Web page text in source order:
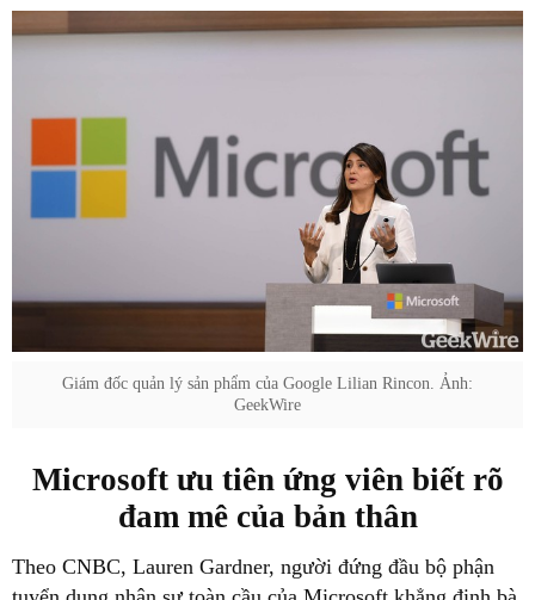
Giám đốc quản lý sản phẩm của Google Lilian Rincon. Ảnh:
GeekWire
Microsoft ưu tiên ứng viên biết rõ
đam mê của bản thân
Theo CNBC, Lauren Gardner, người đứng đầu bộ phận